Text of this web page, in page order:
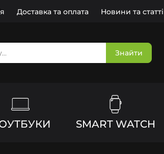
Доставка та оплата Новини та статті
Знайти
SMART WATCH